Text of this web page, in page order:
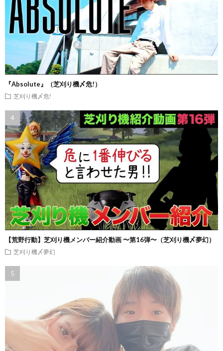
『Absolute』（芝刈り機〆危!）
芝刈り機〆危!
【荒野行動】芝刈り機メンバー紹介動画 〜第16弾〜（芝刈り機〆夢幻）
芝刈り機〆夢幻